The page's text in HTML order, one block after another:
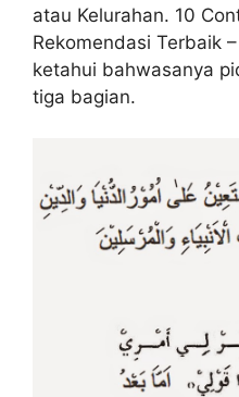
atau Kelurahan. 10
Rekomendasi Terbaik
ketahui bahwasanya
tiga bagian.